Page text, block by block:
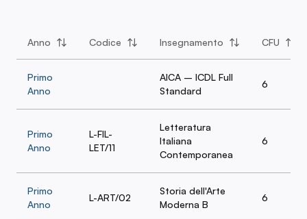
Anno Codice Insegnamento CFU
Primo
Anno
AICA – ICDL Full
Standard
6
Primo
Anno
L-FIL-
LET/11
Letteratura
Italiana
Contemporanea
6
Primo
Anno
L-ART/02
Storia dell'Arte
Moderna B
6